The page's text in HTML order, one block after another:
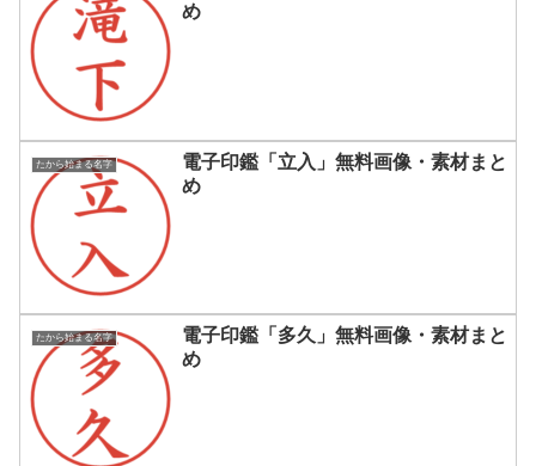
め
たから始まる名字
電子印鑑「立入」無料画像・素材まと
め
たから始まる名字
電子印鑑「多久」無料画像・素材まと
め